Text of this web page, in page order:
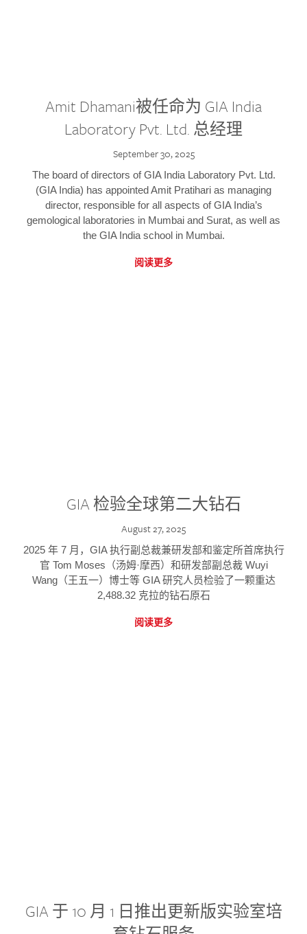
Amit Dhamani被任命为 GIA India
Laboratory Pvt. Ltd. 总经理
September 30, 2025
The board of directors of GIA India Laboratory Pvt. Ltd.
(GIA India) has appointed Amit Pratihari as managing
director, responsible for all aspects of GIA India’s
gemological laboratories in Mumbai and Surat, as well as
the GIA India school in Mumbai.
阅读更多
GIA 检验全球第二大钻石
August 27, 2025
2025 年 7 月，GIA 执行副总裁兼研发部和鉴定所首席执行
官 Tom Moses（汤姆·摩西）和研发部副总裁 Wuyi
Wang（王五一）博士等 GIA 研究人员检验了一颗重达
2,488.32 克拉的钻石原石
阅读更多
GIA 于 10 月 1 日推出更新版实验室培